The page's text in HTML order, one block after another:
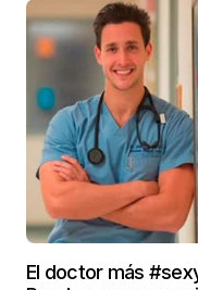
El doctor más